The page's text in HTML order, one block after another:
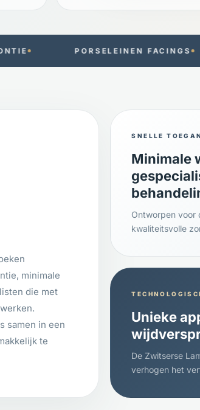
FACINGS
minimale
die met
samen in een
te
SNELLE
Minimale
Ontworpen voor
kwaliteitsvolle
Unieke
De Zwitserse
verhogen het